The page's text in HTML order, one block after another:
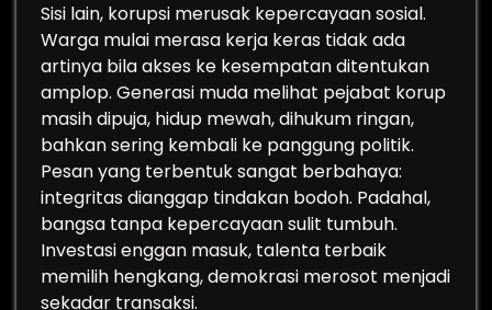
Sisi lain, korupsi merusak kepercayaan sosial.
Warga mulai merasa kerja keras tidak ada
artinya bila akses ke kesempatan ditentukan
amplop. Generasi muda melihat pejabat korup
masih dipuja, hidup mewah, dihukum ringan,
bahkan sering kembali ke panggung politik.
Pesan yang terbentuk sangat berbahaya:
integritas dianggap tindakan bodoh. Padahal,
bangsa tanpa kepercayaan sulit tumbuh.
Investasi enggan masuk, talenta terbaik
memilih hengkang, demokrasi merosot menjadi
sekadar transaksi.